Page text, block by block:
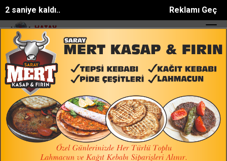
Reklamı Geç
1 saniye kaldı..
SON DAKİKA:
yol vermek isterken m... Alevlere teslim olan kepçeye
Ana Sayfa ASAYİŞ